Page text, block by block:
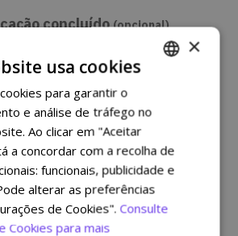
concluído (opcional)
(opcional)
o meuconsentimento
newsletters (opcional)
aPolítica de Privacidade
ENGLISH
×
usa cookies
para garantir o
e análise de tráfego no
Ao clicar em "Aceitar
a concordar com a recolha de
funcionais, publicidade e
alterar as preferências
de Cookies". Consulte
Cookies para mais